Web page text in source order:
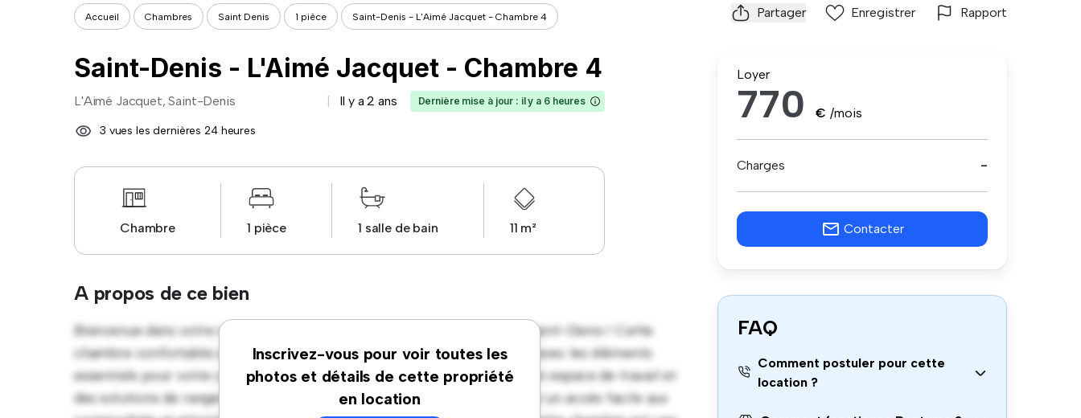
Accueil Chambres Saint Denis 1 pièce Saint-Denis - L'Aimé Jacquet - Chambre 4 Partager Enregistrer Rapport
Saint-Denis - L'Aimé Jacquet - Chambre 4
L'Aimé Jacquet, Saint-Denis Il y a 2 ans Dernière mise à jour : il y a 6 heures
3 vues les dernières 24 heures
Chambre 1 pièce 1 salle de bain 11 m²
A propos de ce bien
Inscrivez-vous pour voir toutes les
photos et détails de cette propriété
en location
Bienvenue dans votre nouvelle retraite confortable à L'Aimé Jacquet, Saint-Denis ! Cette
chambre confortable offre un espace de vie paisible et privé. Meublée avec les éléments
essentiels pour votre confort, cette chambre offre un lit confortable, un espace de travail et
des solutions de rangement. Grâce à son emplacement idéal, vous aurez un accès facile aux
Loyer
770 € /mois
Charges -
Contacter
FAQ
Comment postuler pour cette
location ?